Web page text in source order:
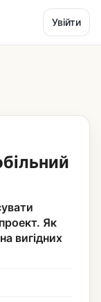
Увійти
Як
вигідних